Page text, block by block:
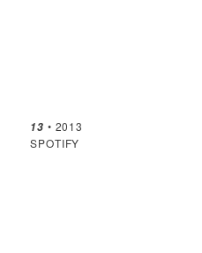
13 • 2013
SPOTIFY